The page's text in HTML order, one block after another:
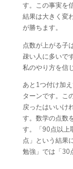
す。この事実を
結果は大きく変
が勝ちます。
点数が上がる子
疎い人に多いで
私のやり方を信
あと1つ付け加
ターンです。こ
戻ったはいいけ
す。数学の点数
す。「90点以上
点」という結果
勉強」では「30